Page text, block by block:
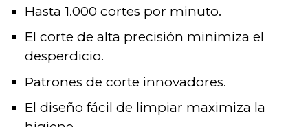
Hasta 1.000 cortes por minuto.
El corte de alta precisión minimiza el
desperdicio.
Patrones de corte innovadores.
El diseño fácil de limpiar maximiza la